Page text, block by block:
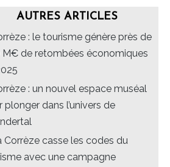
AUTRES ARTICLES
: le tourisme génère près de
M€ de retombées économiques
: un nouvel espace muséal
plonger dans l’univers de
Corrèze casse les codes du
avec une campagne